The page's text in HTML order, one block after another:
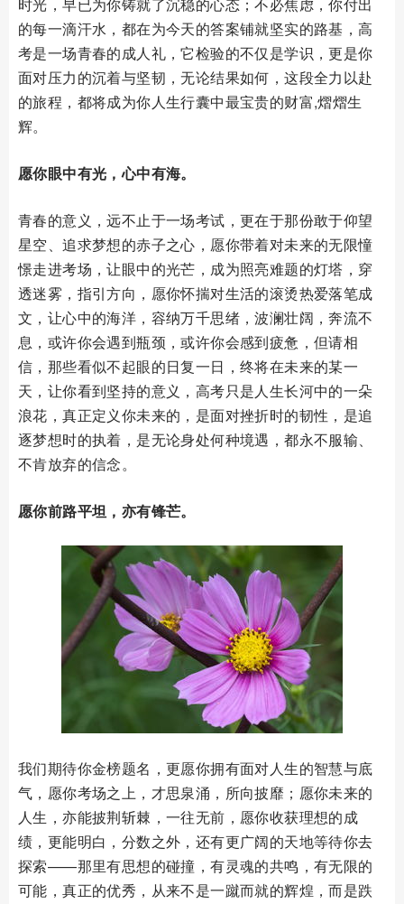
的每一滴汗水，都在为今天的答案铺就坚实的路基，高
考是一场青春的成人礼，它检验的不仅是学识，更是你
面对压力的沉着与坚韧，无论结果如何，这段全力以赴
的旅程，都将成为你人生行囊中最宝贵的财富,熠熠生
辉。
愿你眼中有光，心中有海。
青春的意义，远不止于一场考试，更在于那份敢于仰望
星空、追求梦想的赤子之心，愿你带着对未来的无限憧
憬走进考场，让眼中的光芒，成为照亮难题的灯塔，穿
透迷雾，指引方向，愿你怀揣对生活的滚烫热爱落笔成
文，让心中的海洋，容纳万千思绪，波澜壮阔，奔流不
息，或许你会遇到瓶颈，或许你会感到疲惫，但请相
信，那些看似不起眼的日复一日，终将在未来的某一
天，让你看到坚持的意义，高考只是人生长河中的一朵
浪花，真正定义你未来的，是面对挫折时的韧性，是追
逐梦想时的执着，是无论身处何种境遇，都永不服输、
不肯放弃的信念。
愿你前路平坦，亦有锋芒。
我们期待你金榜题名，更愿你拥有面对人生的智慧与底
气，愿你考场之上，才思泉涌，所向披靡；愿你未来的
人生，亦能披荆斩棘，一往无前，愿你收获理想的成
绩，更能明白，分数之外，还有更广阔的天地等待你去
探索——那里有思想的碰撞，有灵魂的共鸣，有无限的
可能，真正的优秀，从来不是一蹴而就的辉煌，而是跌